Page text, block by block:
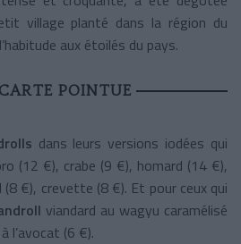
village planté dans la région du
aux étoilés du pays.
POINTUE
dans leurs versions iodées qui
(12 €), crabe (9 €), homard (14 €),
€), crevette (8 €). Et pour ceux qui
viandard au wagyu caramélisé
l’avocat (6 €).